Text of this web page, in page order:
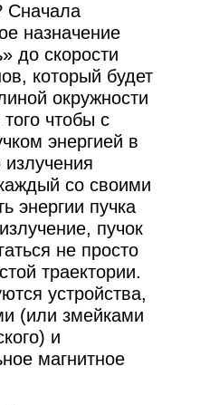
Сначала
назначение
до скорости
который будет
окружности
чтобы с
энергией в
излучения
со своими
энергии пучка
пучок
не просто
траектории.
устройства,
(или змейками
и
магнитное